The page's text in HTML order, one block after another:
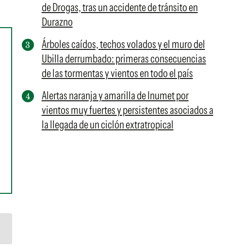
de Drogas, tras un accidente de tránsito en
Durazno
Árboles caídos, techos volados y el muro del
Ubilla derrumbado: primeras consecuencias
de las tormentas y vientos en todo el país
Alertas naranja y amarilla de Inumet por
vientos muy fuertes y persistentes asociados a
la llegada de un ciclón extratropical